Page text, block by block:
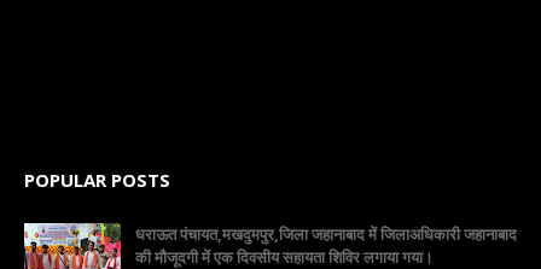
POPULAR POSTS
धराऊत पंचायत,मखदुमपुर,जिला जहानाबाद में जिलाअधिकारी जहानाबाद
की मौजूदगी में एक दिवसीय सहायता शिविर लगाया गया।